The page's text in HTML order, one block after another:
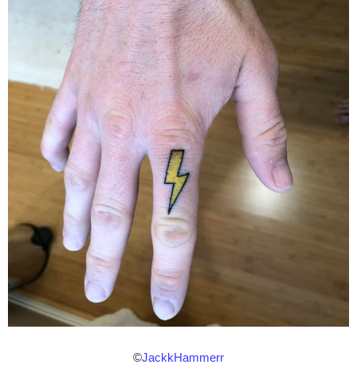
©JackkHammerr